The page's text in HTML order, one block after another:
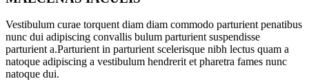
Vestibulum curae torquent diam diam commodo parturient penatibus
nunc dui adipiscing convallis bulum parturient suspendisse
parturient a.Parturient in parturient scelerisque nibh lectus quam a
natoque adipiscing a vestibulum hendrerit et pharetra fames nunc
natoque dui.